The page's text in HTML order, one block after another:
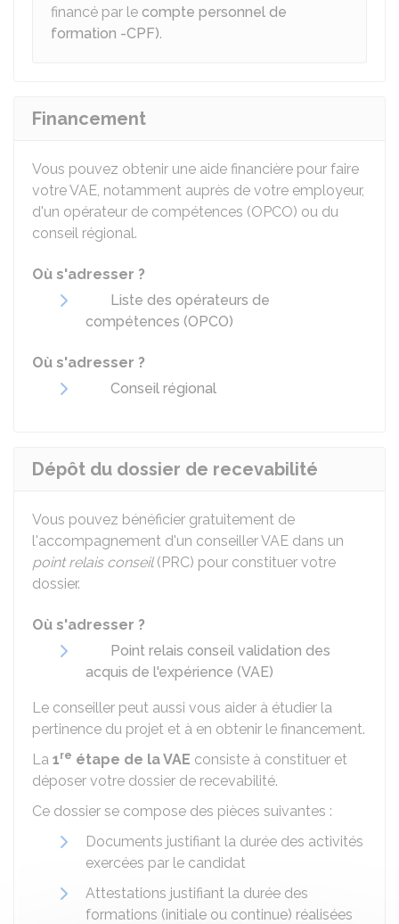
financé par le compte personnel de
formation -CPF).
Financement
Vous pouvez obtenir une aide financière pour faire
votre VAE, notamment auprès de votre employeur,
d'un opérateur de compétences (OPCO) ou du
conseil régional.
Où s'adresser ?
Liste des opérateurs de
compétences (OPCO)
Où s'adresser ?
Conseil régional
Dépôt du dossier de recevabilité
Vous pouvez bénéficier gratuitement de
l'accompagnement d'un conseiller VAE dans un
point relais conseil(PRC) pour constituer votre
dossier.
Où s'adresser ?
Point relais conseil validation des
acquis de l'expérience (VAE)
Le conseiller peut aussi vous aider à étudier la
pertinence du projet et à en obtenir le financement.
La 1re étape de la VAE consiste à constituer et
déposer votre dossier de recevabilité.
Ce dossier se compose des pièces suivantes :
Documents justifiant la durée des activités
exercées par le candidat
Attestations justifiant la durée des
formations (initiale ou continue) réalisées